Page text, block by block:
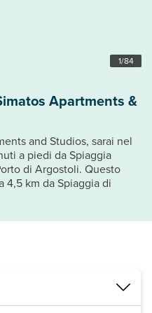
1/84
Apartments &
and Studios, sarai nel
a piedi da Spiaggia
di Argostoli. Questo
4,5 km da Spiaggia di